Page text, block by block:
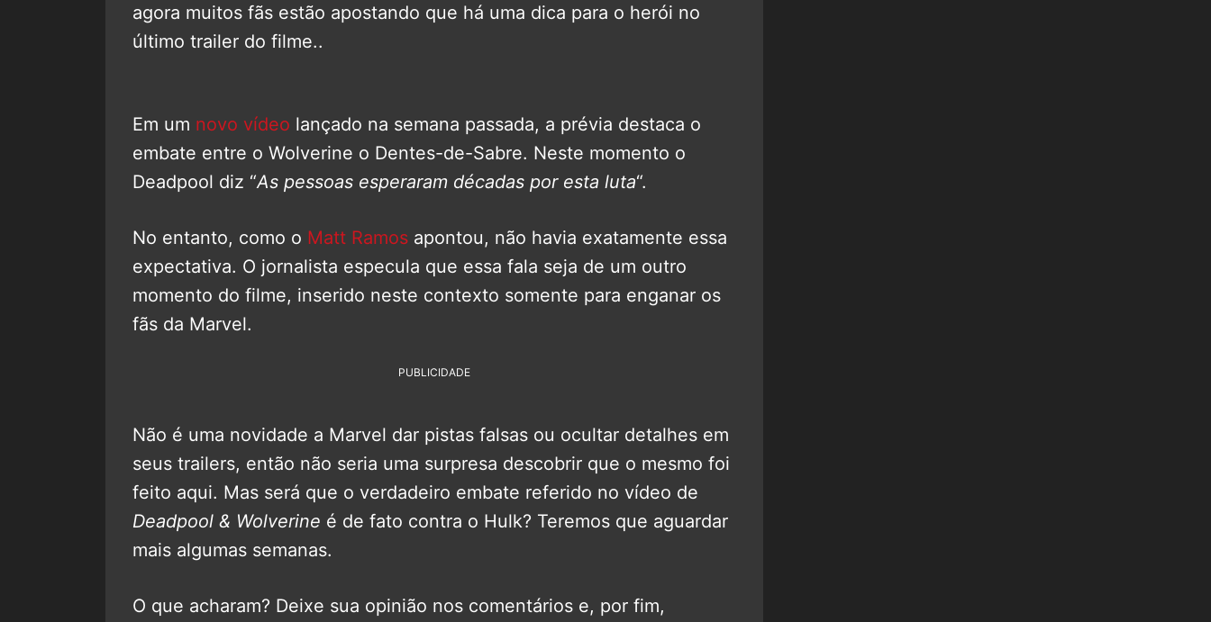
agora muitos fãs estão apostando que há uma dica para o herói no
último trailer do filme..
Em um novo vídeo lançado na semana passada, a prévia destaca o
embate entre o Wolverine o Dentes-de-Sabre. Neste momento o
Deadpool diz “As pessoas esperaram décadas por esta luta“.
No entanto, como o Matt Ramos apontou, não havia exatamente essa
expectativa. O jornalista especula que essa fala seja de um outro
momento do filme, inserido neste contexto somente para enganar os
fãs da Marvel.
PUBLICIDADE
Não é uma novidade a Marvel dar pistas falsas ou ocultar detalhes em
seus trailers, então não seria uma surpresa descobrir que o mesmo foi
feito aqui. Mas será que o verdadeiro embate referido no vídeo de
Deadpool & Wolverine é de fato contra o Hulk? Teremos que aguardar
mais algumas semanas.
O que acharam? Deixe sua opinião nos comentários e, por fim,